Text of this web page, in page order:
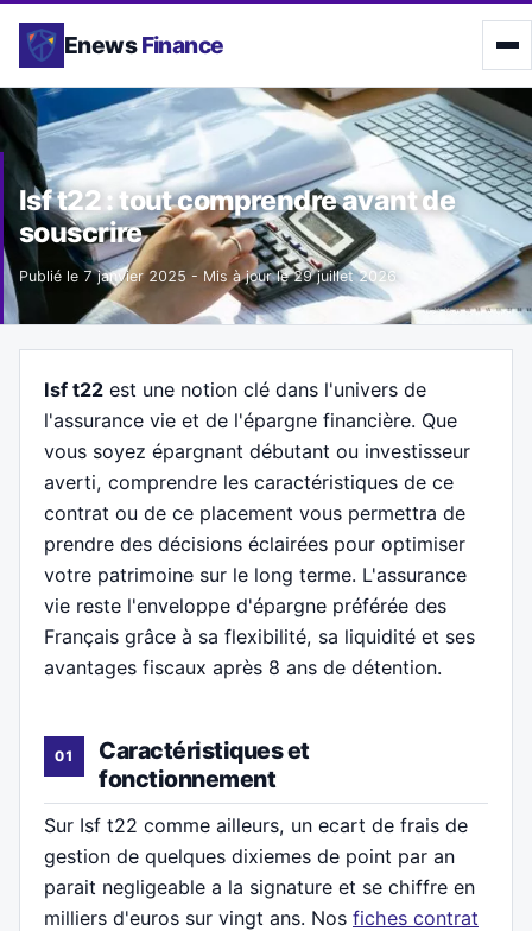
Enews Finance
Isf t22 : tout comprendre avant de
souscrire
Publié le7 janvier 2025 - Mis à jour le29 juillet 2026
Isf t22 est une notion clé dans l'univers de
l'assurance vie et de l'épargne financière. Que
vous soyez épargnant débutant ou investisseur
averti, comprendre les caractéristiques de ce
contrat ou de ce placement vous permettra de
prendre des décisions éclairées pour optimiser
votre patrimoine sur le long terme. L'assurance
vie reste l'enveloppe d'épargne préférée des
Français grâce à sa flexibilité, sa liquidité et ses
avantages fiscaux après 8 ans de détention.
Caractéristiques et
fonctionnement
Sur Isf t22 comme ailleurs, un ecart de frais de
gestion de quelques dixiemes de point par an
parait negligeable a la signature et se chiffre en
milliers d'euros sur vingt ans. Nos fiches contrat